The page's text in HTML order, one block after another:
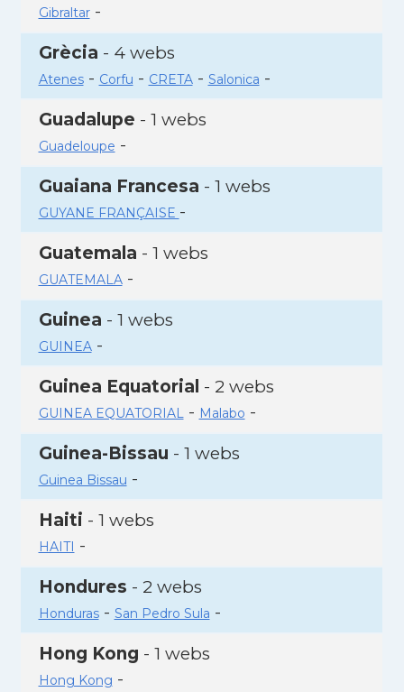
Gibraltar-
Grècia - 4 webs
Atenes- Corfu - CRETA- Salonica -
Guadalupe - 1 webs
Guadeloupe -
Guaiana Francesa - 1 webs
GUYANE FRANÇAISE -
Guatemala - 1 webs
GUATEMALA-
Guinea - 1 webs
GUINEA-
Guinea Equatorial - 2 webs
GUINEA EQUATORIAL- Malabo -
Guinea-Bissau - 1 webs
Guinea Bissau -
Haiti - 1 webs
HAITI -
Hondures - 2 webs
Honduras- San Pedro Sula -
Hong Kong - 1 webs
Hong Kong -